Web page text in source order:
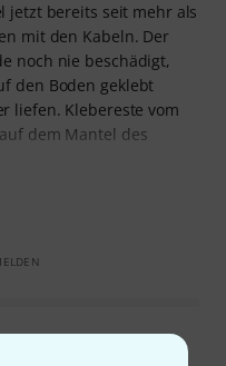
jetzt bereits seit mehr als
mit den Kabeln. Der
noch nie beschädigt,
den Boden geklebt
liefen. Klebereste vom
dem Mantel des